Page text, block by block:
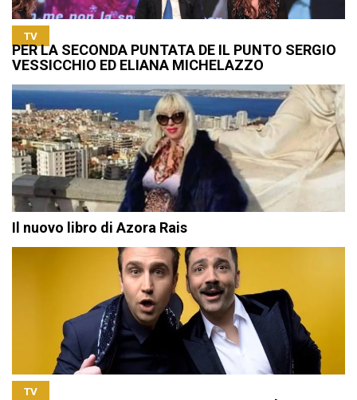
TV
PER LA SECONDA PUNTATA DE IL PUNTO SERGIO
VESSICCHIO ED ELIANA MICHELAZZO
Il nuovo libro di Azora Rais
TV